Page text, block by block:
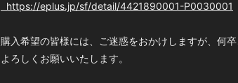
https://eplus.jp/sf/detail/4421890001-P0030001
購入希望の皆様には、ご迷惑をおかけしますが、何
よろしくお願いいたします。